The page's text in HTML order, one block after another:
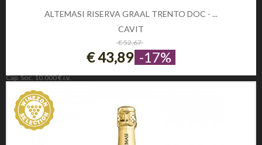
ESAURITO
ALTEMASI RISERVA GRAAL TRENTO DOC - ...
CAVIT
€ 52,67
€ 43,89 -17%
Cap. Soc. 10.000 € i.v.
REA 221190
INFORMAZIONE
Privacy e Cookie Policy